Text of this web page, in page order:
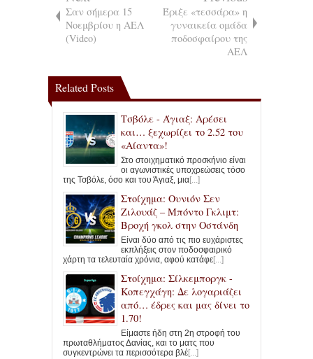
Σαν σήμερα 15
Νοεμβρίου η ΑΕΛ
(Video)
Έριξε «τεσσάρα» η
γυναικεία ομάδα
ποδοσφαίρου της
ΑΕΛ
Related Posts
Τσβόλε - Άγιαξ: Αρέσει
και… ξεχωρίζει το 2.52 του
«Αίαντα»!
Στο στοιχηματικό προσκήνιο είναι
οι αγωνιστικές υποχρεώσεις τόσο
της Τσβόλε, όσο και του Άγιαξ, μια[...]
Στοίχημα: Ουνιόν Σεν
Ζιλουάζ – Μπόντο Γκλιμτ:
Βροχή γκολ στην Οστάνδη
Είναι δύο από τις πιο ευχάριστες
εκπλήξεις στον ποδοσφαιρικό
χάρτη τα τελευταία χρόνια, αφού κατάφε[...]
Στοίχημα: Σίλκεμποργκ -
Κοπεγχάγη: Δε λογαριάζει
από… έδρες και μας δίνει το
1.70!
Είμαστε ήδη στη 2η στροφή του
πρωταθλήματος Δανίας, και το ματς που
συγκεντρώνει τα περισσότερα βλέ[...]